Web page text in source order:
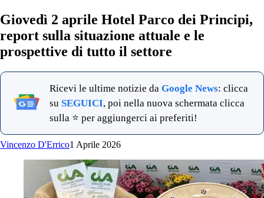
Giovedì 2 aprile Hotel Parco dei Principi,
report sulla situazione attuale e le
prospettive di tutto il settore
Ricevi le ultime notizie da Google News: clicca
su SEGUICI, poi nella nuova schermata clicca
sulla ⭐ per aggiungerci ai preferiti!
Vincenzo D'Errico1 Aprile 2026